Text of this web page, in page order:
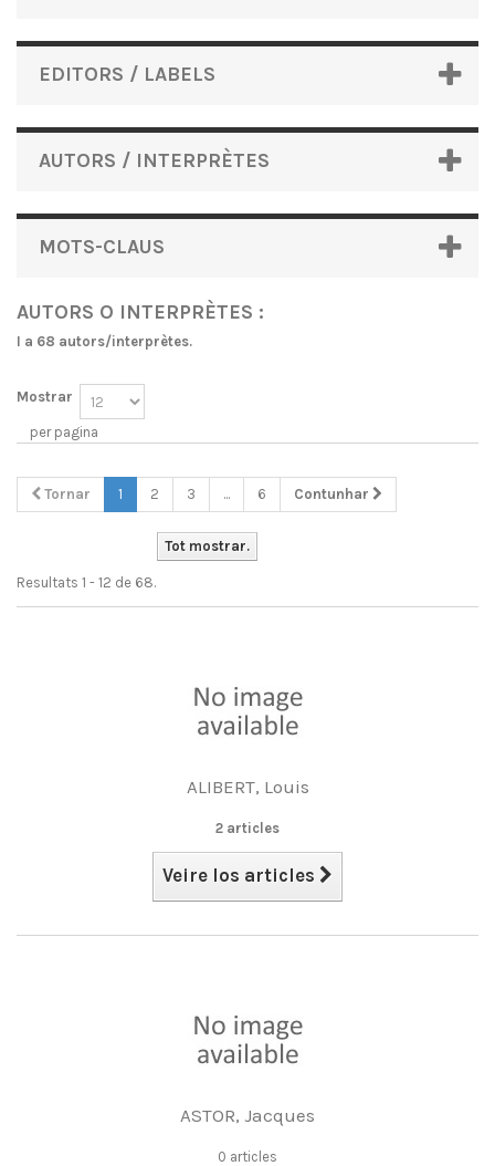
EDITORS / LABELS
AUTORS / INTERPRÈTES
MOTS-CLAUS
AUTORS O INTERPRÈTES :
I a 68 autors/interprètes.
Mostrar
per pagina
Tornar 1 2 3 ... 6 Contunhar
Tot mostrar.
Resultats 1 - 12 de 68.
ALIBERT, Louis
2 articles
Veire los articles
ASTOR, Jacques
0 articles